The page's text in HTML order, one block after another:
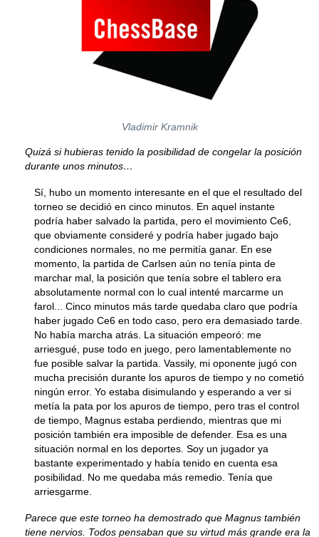
Vladimir Kramnik
Quizá si hubieras tenido la posibilidad de congelar la posición
durante unos minutos…
Sí, hubo un momento interesante en el que el resultado del
torneo se decidió en cinco minutos. En aquel instante
podría haber salvado la partida, pero el movimiento Ce6,
que obviamente consideré y podría haber jugado bajo
condiciones normales, no me permitía ganar. En ese
momento, la partida de Carlsen aún no tenía pinta de
marchar mal, la posición que tenía sobre el tablero era
absolutamente normal con lo cual intenté marcarme un
farol... Cinco minutos más tarde quedaba claro que podría
haber jugado Ce6 en todo caso, pero era demasiado tarde.
No había marcha atrás. La situación empeoró: me
arriesgué, puse todo en juego, pero lamentablemente no
fue posible salvar la partida. Vassily, mi oponente jugó con
mucha precisión durante los apuros de tiempo y no cometió
ningún error. Yo estaba disimulando y esperando a ver si
metía la pata por los apuros de tiempo, pero tras el control
de tiempo, Magnus estaba perdiendo, mientras que mi
posición también era imposible de defender. Esa es una
situación normal en los deportes. Soy un jugador ya
bastante experimentado y había tenido en cuenta esa
posibilidad. No me quedaba más remedio. Tenía que
arriesgarme.
Parece que este torneo ha demostrado que Magnus también
tiene nervios. Todos pensaban que su virtud más grande era la